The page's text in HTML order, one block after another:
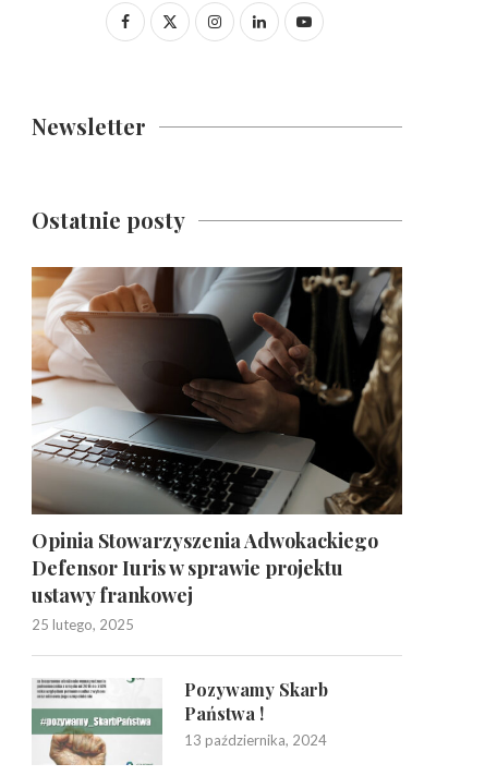
Newsletter
Ostatnie posty
Opinia Stowarzyszenia Adwokackiego
Defensor Iuris w sprawie projektu
ustawy frankowej
25 lutego, 2025
Pozywamy Skarb
Państwa !
13 października, 2024